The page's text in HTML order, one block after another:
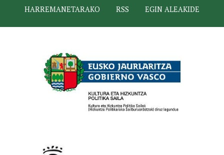
HARREMANETARAKO
RSS EGIN ALEAKIDE